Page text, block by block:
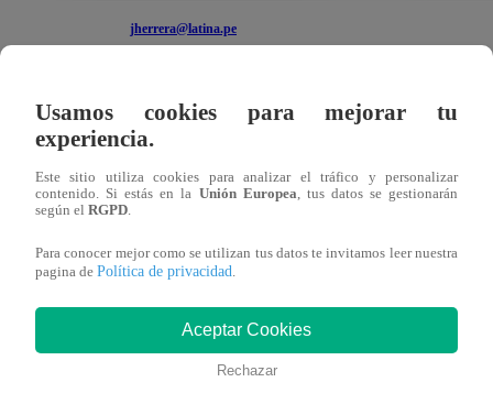
jherrera@latina.pe
Candela fue a visitar a Goyo al terminal pesquero,
cuerpo, pues en el fondo hizo todo este show para
TE PUEDE INTERESAR | Pituca Sin Lucas
pero Micaela le recordó su infidelidad
Enrí lo convenció de que esto podría tratarse de
a Conchita con sus actuaciones. Goyo entró en papel y
Usamos cookies para mejorar tu
experiencia.
Este sitio utiliza cookies para analizar el tráfico y personalizar
contenido. Si estás en la Unión Europea, tus datos se gestionarán
según el RGPD.
Para conocer mejor como se utilizan tus datos te invitamos leer nuestra
pagina de Política de privacidad.
Aceptar Cookies
Rechazar